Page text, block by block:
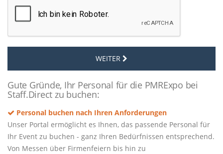
WEITER
Gute Gründe, Ihr Personal für die PMRExpo bei
Staff.Direct zu buchen:
Personal buchen nach Ihren Anforderungen
Unser Portal ermöglicht es Ihnen, das passende Personal für
Ihr Event zu buchen - ganz Ihren Bedürfnissen entsprechend.
Von Messen über Firmenfeiern bis hin zu